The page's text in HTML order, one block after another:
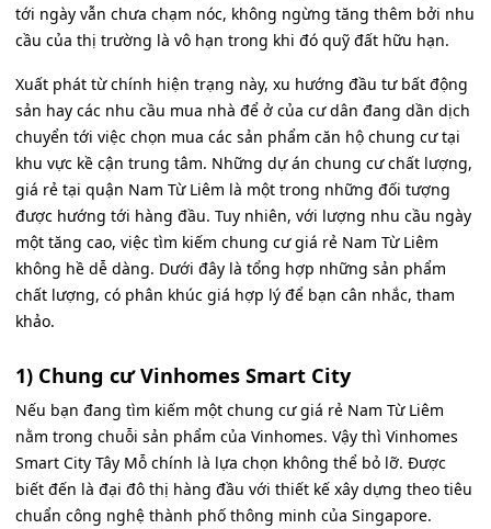
tới ngày vẫn chưa chạm nóc, không ngừng tăng thêm bởi nhu
cầu của thị trường là vô hạn trong khi đó quỹ đất hữu hạn.
Xuất phát từ chính hiện trạng này, xu hướng đầu tư bất động
sản hay các nhu cầu mua nhà để ở của cư dân đang dần dịch
chuyển tới việc chọn mua các sản phẩm căn hộ chung cư tại
khu vực kề cận trung tâm. Những dự án chung cư chất lượng,
giá rẻ tại quận Nam Từ Liêm là một trong những đối tượng
được hướng tới hàng đầu. Tuy nhiên, với lượng nhu cầu ngày
một tăng cao, việc tìm kiếm chung cư giá rẻ Nam Từ Liêm
không hề dễ dàng. Dưới đây là tổng hợp những sản phẩm
chất lượng, có phân khúc giá hợp lý để bạn cân nhắc, tham
khảo.
1) Chung cư Vinhomes Smart City
Nếu bạn đang tìm kiếm một chung cư giá rẻ Nam Từ Liêm
nằm trong chuỗi sản phẩm của Vinhomes. Vậy thì Vinhomes
Smart City Tây Mỗ chính là lựa chọn không thể bỏ lỡ. Được
biết đến là đại đô thị hàng đầu với thiết kế xây dựng theo tiêu
chuẩn công nghệ thành phố thông minh của Singapore.